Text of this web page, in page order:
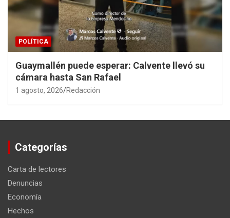
POLÍTICA
Guaymallén puede esperar: Calvente llevó su
cámara hasta San Rafael
1 agosto, 2026 Redacción
Categorías
Carta de lectores
Denuncias
Economía
Hechos